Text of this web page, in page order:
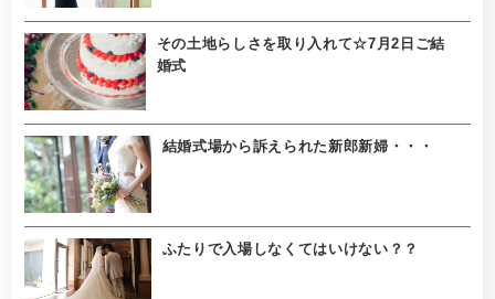
その土地らしさを取り入れて☆7月2日ご結
婚式
結婚式場から訴えられた新郎新婦・・・
ふたりで入場しなくてはいけない？？